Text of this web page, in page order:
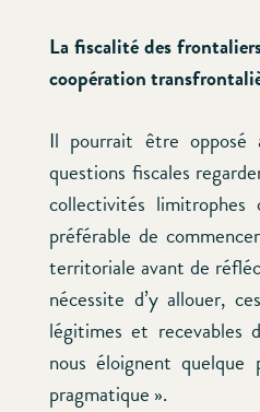
La fiscalité des
coopération
Il pourrait être
questions fiscales
collectivités limitrophes
préférable de
territoriale avant de
nécessite d’y allouer,
légitimes et recevables
nous éloignent quelque
pragmatique ».